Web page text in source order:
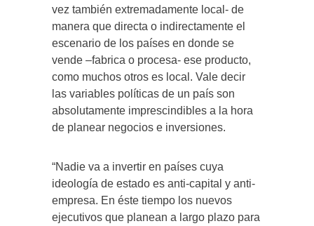
vez también extremadamente local- de
manera que directa o indirectamente el
escenario de los países en donde se
vende –fabrica o procesa- ese producto,
como muchos otros es local. Vale decir
las variables políticas de un país son
absolutamente imprescindibles a la hora
de planear negocios e inversiones.
“Nadie va a invertir en países cuya
ideología de estado es anti-capital y anti-
empresa. En éste tiempo los nuevos
ejecutivos que planean a largo plazo para